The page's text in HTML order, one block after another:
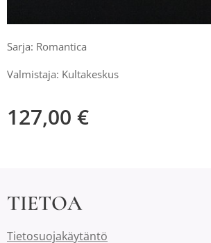
Sarja: Romantica
Valmistaja: Kultakeskus
127,00 €
TIETOA
Tietosuojakäytäntö